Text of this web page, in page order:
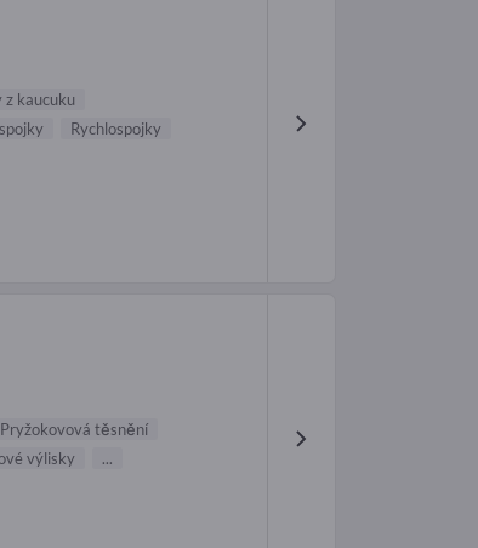
kaucuku
Rychlospojky
Pryžokovová těsnění
výlisky ...